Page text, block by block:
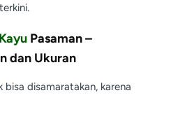
Pasaman –
dan Ukuran
disamaratakan, karena